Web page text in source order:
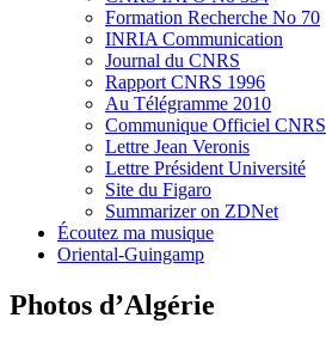
Formation Recherche No 70
INRIA Communication
Journal du CNRS
Rapport CNRS 1996
Au Télégramme 2010
Communique Officiel CNRS
Lettre Jean Veronis
Lettre Président Université
Site du Figaro
Summarizer on ZDNet
Écoutez ma musique
Oriental-Guingamp
Photos d’Algérie